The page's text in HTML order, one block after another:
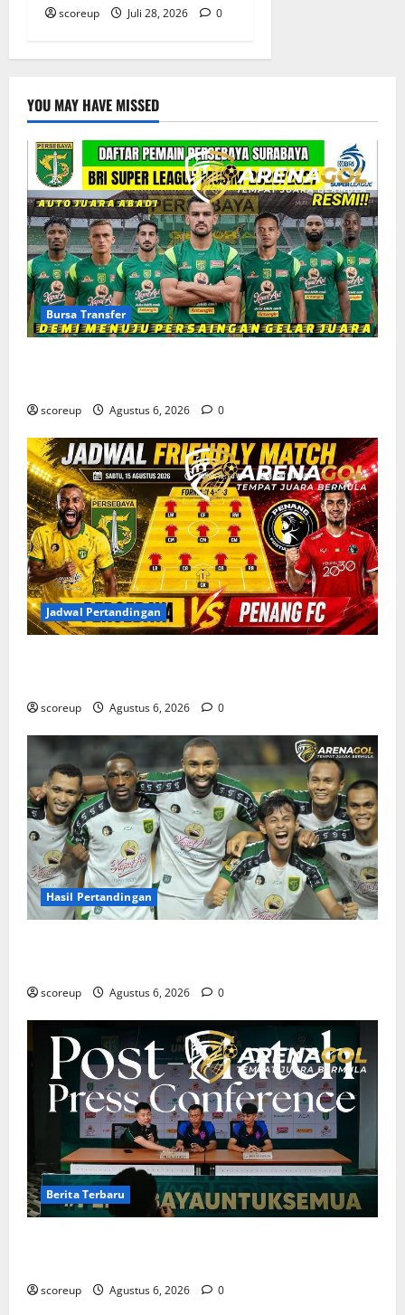
scoreup Juli 28, 2026 0
YOU MAY HAVE MISSED
Bursa Transfer
scoreup Agustus 6, 2026 0
Jadwal Pertandingan
scoreup Agustus 6, 2026 0
Hasil Pertandingan
scoreup Agustus 6, 2026 0
Berita Terbaru
scoreup Agustus 6, 2026 0